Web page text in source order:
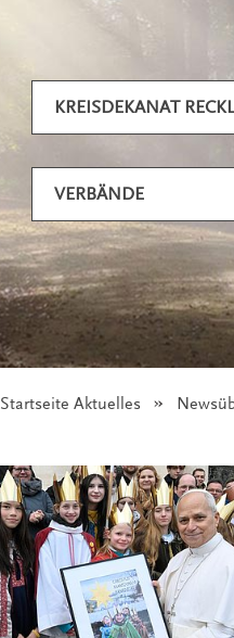
KREISDEKANAT
VERBÄNDE
Startseite Aktuelles